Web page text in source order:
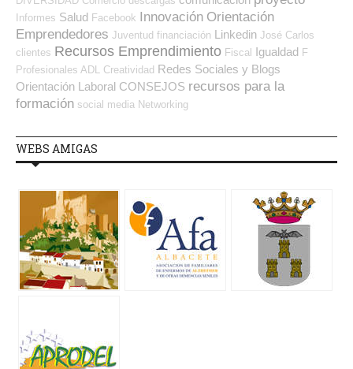
Informes Salud Facebook Innovación Orientación
Emprendedores Juventud financiación Linkedin José Carlos
clientes Recursos Emprendimiento Fiscal Igualdad F
Profesionales ADL Creatividad Redes Sociales y Blogs
Orientación Laboral CONSEJOS recursos para la
formación social media Networking
WEBS AMIGAS